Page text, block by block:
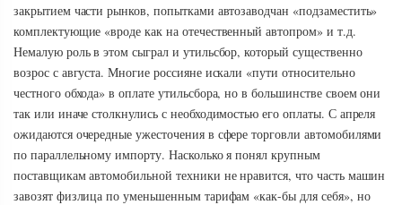
закрытием части рынков, попытками автозаводчан «подзаместить»
комплектующие «вроде как на отечественный автопром» и т.д.
Немалую роль в этом сыграл и утильсбор, который существенно
возрос с августа. Многие россияне искали «пути относительно
честного обхода» в оплате утильсбора, но в большинстве своем они
так или иначе столкнулись с необходимостью его оплаты. С апреля
ожидаются очередные ужесточения в сфере торговли автомобилями
по параллельному импорту. Насколько я понял крупным
поставщикам автомобильной техники не нравится, что часть машин
завозят физлица по уменьшенным тарифам «как-бы для себя», но